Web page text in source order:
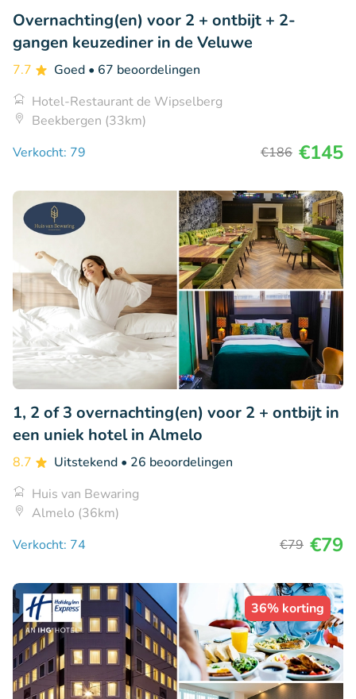
Overnachting(en) voor 2 + ontbijt + 2-
gangen keuzediner in de Veluwe
7.7 Goed • 67 beoordelingen
Hotel-Restaurant de Wipselberg
Beekbergen (33km)
Verkocht: 79
€186 €145
1, 2 of 3 overnachting(en) voor 2 + ontbijt in
een uniek hotel in Almelo
8.7 Uitstekend • 26 beoordelingen
Huis van Bewaring
Almelo (36km)
Verkocht: 74
€79 €79
36% korting